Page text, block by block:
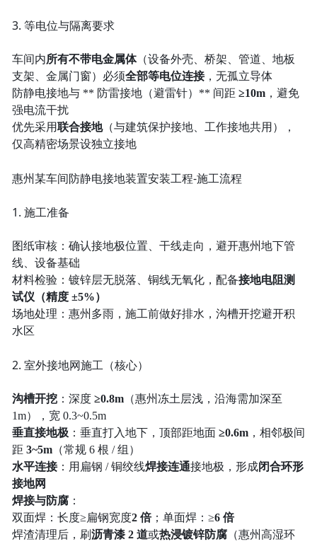
3. 等电位与隔离要求
车间内所有不带电金属体（设备外壳、桥架、管道、地板
支架、金属门窗）必须全部等电位连接，无孤立导体
防静电接地与 ** 防雷接地（避雷针）** 间距 ≥10m，避免
强电流干扰
优先采用联合接地（与建筑保护接地、工作接地共用），
仅高精密场景设独立接地
惠州某车间防静电接地装置安装工程-施工流程
1. 施工准备
图纸审核：确认接地极位置、干线走向，避开惠州地下管
线、设备基础
材料检验：镀锌层无脱落、铜线无氧化，配备接地电阻测
试仪（精度 ±5%）
场地处理：惠州多雨，施工前做好排水，沟槽开挖避开积
水区
2. 室外接地网施工（核心）
沟槽开挖：深度 ≥0.8m（惠州冻土层浅，沿海需加深至
1m），宽 0.3~0.5m
垂直接地极：垂直打入地下，顶部距地面 ≥0.6m，相邻极间
距 3~5m（常规 6 根 / 组）
水平连接：用扁钢 / 铜绞线焊接连通接地极，形成闭合环形
接地网
焊接与防腐：
双面焊：长度≥扁钢宽度2 倍；单面焊：≥6 倍
焊渣清理后，刷沥青漆 2 道或热浸镀锌防腐（惠州高湿环